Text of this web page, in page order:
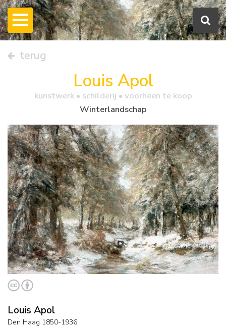
terug
Louis Apol
kunstwerk • schilderij • voorheen te koop
Winterlandschap
Louis Apol
Den Haag 1850-1936